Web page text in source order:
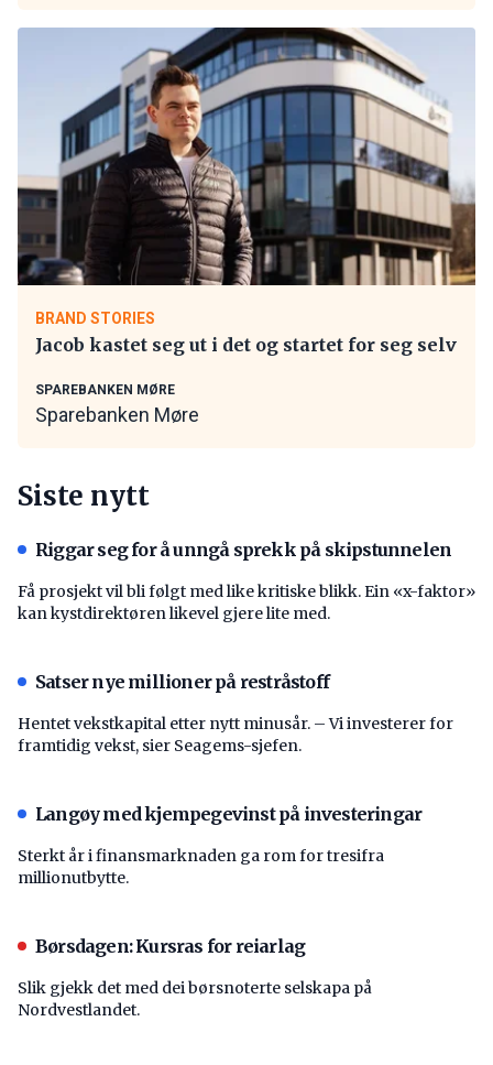
BRAND STORIES
Jacob kastet seg ut i det og startet for seg selv
SPAREBANKEN MØRE
Sparebanken Møre
Siste nytt
Riggar seg for å unngå sprekk på skipstunnelen
Få prosjekt vil bli følgt med like kritiske blikk. Ein «x-faktor»
kan kystdirektøren likevel gjere lite med.
Satser nye millioner på restråstoff
Hentet vekstkapital etter nytt minusår. – Vi investerer for
framtidig vekst, sier Seagems-sjefen.
Langøy med kjempegevinst på investeringar
Sterkt år i finansmarknaden ga rom for tresifra
millionutbytte.
Børsdagen: Kursras for reiarlag
Slik gjekk det med dei børsnoterte selskapa på
Nordvestlandet.